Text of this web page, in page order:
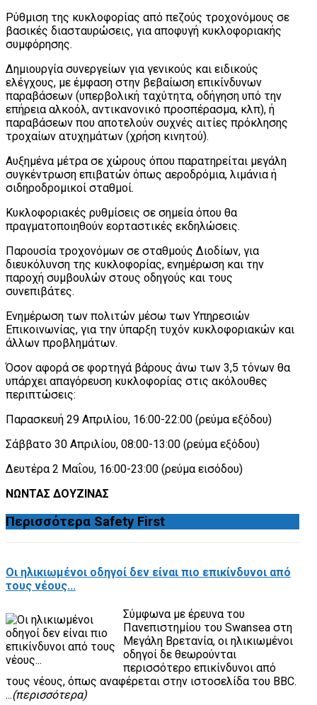
Ρύθμιση της κυκλοφορίας από πεζούς τροχονόμους σε
βασικές διασταυρώσεις, για αποφυγή κυκλοφοριακής
συμφόρησης.
Δημιουργία συνεργείων για γενικούς και ειδικούς
ελέγχους, με έμφαση στην βεβαίωση επικίνδυνων
παραβάσεων (υπερβολική ταχύτητα, οδήγηση υπό την
επήρεια αλκοόλ, αντικανονικό προσπέρασμα, κλπ), ή
παραβάσεων που αποτελούν συχνές αιτίες πρόκλησης
τροχαίων ατυχημάτων (χρήση κινητού).
Αυξημένα μέτρα σε χώρους όπου παρατηρείται μεγάλη
συγκέντρωση επιβατών όπως αεροδρόμια, λιμάνια ή
σιδηροδρομικοί σταθμοί.
Κυκλοφοριακές ρυθμίσεις σε σημεία όπου θα
πραγματοποιηθούν εορταστικές εκδηλώσεις.
Παρουσία τροχονόμων σε σταθμούς Διοδίων, για
διευκόλυνση της κυκλοφορίας, ενημέρωση και την
παροχή συμβουλών στους οδηγούς και τους
συνεπιβάτες.
Ενημέρωση των πολιτών μέσω των Υπηρεσιών
Επικοινωνίας, για την ύπαρξη τυχόν κυκλοφοριακών και
άλλων προβλημάτων.
Όσον αφορά σε φορτηγά βάρους άνω των 3,5 τόνων θα
υπάρχει απαγόρευση κυκλοφορίας στις ακόλουθες
περιπτώσεις:
Παρασκευή 29 Απριλίου, 16:00-22:00 (ρεύμα εξόδου)
Σάββατο 30 Απριλίου, 08:00-13:00 (ρεύμα εξόδου)
Δευτέρα 2 Μαΐου, 16:00-23:00 (ρεύμα εισόδου)
ΝΩΝΤΑΣ ΔΟΥΖΙΝΑΣ
Περισσότερα Safety First
Οι ηλικιωμένοι οδηγοί δεν είναι πιο επικίνδυνοι από
τους νέους...
Σύμφωνα με έρευνα του
Πανεπιστημίου του Swansea στη
Μεγάλη Βρετανία, οι ηλικιωμένοι
οδηγοί δε θεωρούνται
περισσότερο επικίνδυνοι από
τους νέους, όπως αναφέρεται στην ιστοσελίδα του BBC.
...(περισσότερα)